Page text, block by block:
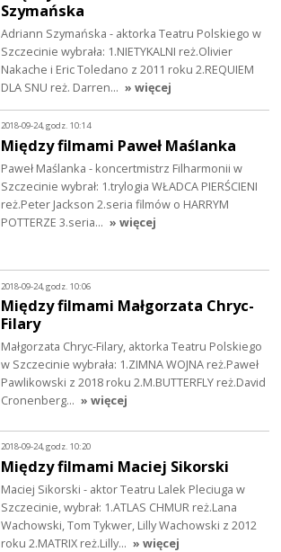
Szymańska
Adriann Szymańska - aktorka Teatru Polskiego w
Szczecinie wybrała: 1.NIETYKALNI reż.Olivier
Nakache i Eric Toledano z 2011 roku 2.REQUIEM
DLA SNU reż. Darren… » więcej
2018-09-24, godz. 10:14
Między filmami Paweł Maślanka
Paweł Maślanka - koncertmistrz Filharmonii w
Szczecinie wybrał: 1.trylogia WŁADCA PIERŚCIENI
reż.Peter Jackson 2.seria filmów o HARRYM
POTTERZE 3.seria… » więcej
2018-09-24, godz. 10:06
Między filmami Małgorzata Chryc-
Filary
Małgorzata Chryc-Filary, aktorka Teatru Polskiego
w Szczecinie wybrała: 1.ZIMNA WOJNA reż.Paweł
Pawlikowski z 2018 roku 2.M.BUTTERFLY reż.David
Cronenberg… » więcej
2018-09-24, godz. 10:20
Między filmami Maciej Sikorski
Maciej Sikorski - aktor Teatru Lalek Pleciuga w
Szczecinie, wybrał: 1.ATLAS CHMUR reż.Lana
Wachowski, Tom Tykwer, Lilly Wachowski z 2012
roku 2.MATRIX reż.Lilly… » więcej